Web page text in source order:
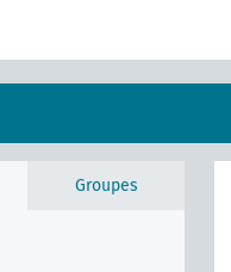
Groupes